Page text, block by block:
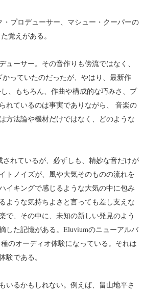
プロデューサー、マシュー・クーパーの
覚えがある。
ーサー。その音作りも傍流ではなく、
っていたのだったが、やはり、最新作
、もちろん、作曲や構成的な巧みさ、プ
れているのは事実でありながら、 音楽の
方法論や機材だけではなく、どのような
れているが、必ずしも、精妙な音だけが
トノイズが、風や大気そのものの流れを
イキングで感じるような大気の中に包み
ような気持ちよさと言っても差し支えな
で、その中に、未知の新しい発見のよう
した記憶がある。Eluviumのニューアルバ
のオーディオ体験になっている。それは
である。
いるかもしれない。例えば、畠山地平さ